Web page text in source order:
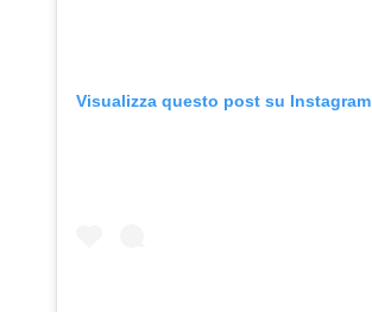
Visualizza questo post su Instagram